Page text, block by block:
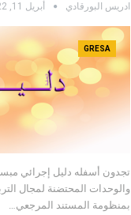
ادريس البورقادي أبريل 11, 2022
GRESA
تجدون أسفله دليل إجرائي
والوحدات المحتضنة لمجال
بمنظومة المستند المرجعي…